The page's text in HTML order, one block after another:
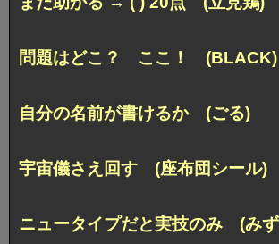
問題はどこ？ ここ！ (BLACK)
自分の名前が書けるか (ごる)
宇宙儀さえ回す (座布団シール)
ニュータイプだと実技のみ (み